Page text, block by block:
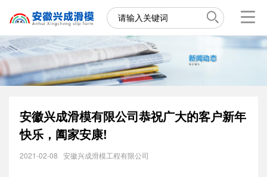
安徽兴成滑模有限公司恭祝广大的客户新年
快乐，阖家安康!
2021-02-08 安徽兴成滑模工程有限公司